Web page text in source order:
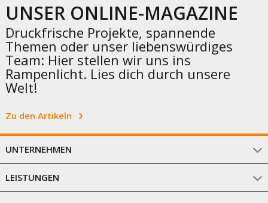
UNSER ONLINE-MAGAZINE
Druckfrische Projekte, spannende
Themen oder unser liebenswürdiges
Team: Hier stellen wir uns ins
Rampenlicht. Lies dich durch unsere
Welt!
Zu den Artikeln
UNTERNEHMEN
LEISTUNGEN